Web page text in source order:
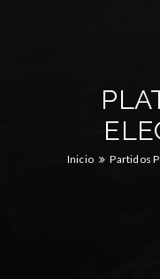
Inicio Partidos